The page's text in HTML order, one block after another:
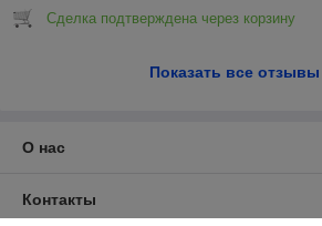
Сделка подтверждена через корзину
Показать все отзывы
О нас
Контакты